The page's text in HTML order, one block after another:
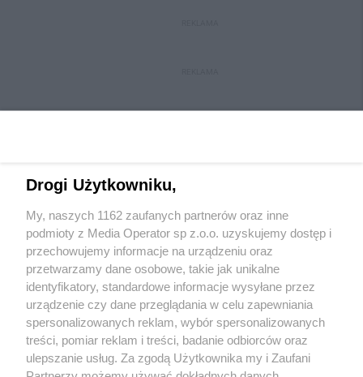
Wydawca mediówlokalnych
Nie zapomnij
zapoznać się z:
polityką prywatności regulamin korzystania z portali
Twojemiasto Skontakuj sięz nami
Drogi Użytkowniku,
My, naszych 1162 zaufanych partnerów oraz inne
podmioty z Media Operator sp z.o.o. uzyskujemy dostęp i
przechowujemy informacje na urządzeniu oraz
przetwarzamy dane osobowe, takie jak unikalne
identyfikatory, standardowe informacje wysyłane przez
urządzenie czy dane przeglądania w celu zapewniania
spersonalizowanych reklam, wybór spersonalizowanych
treści, pomiar reklam i treści, badanie odbiorców oraz
ulepszanie usług. Za zgodą Użytkownika my i Zaufani